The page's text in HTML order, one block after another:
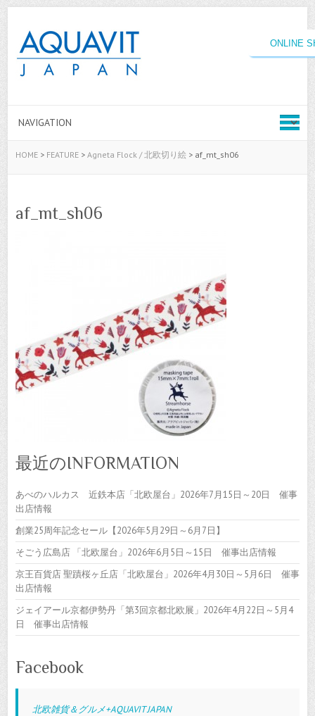
ONLINE
HOME> FEATURE> Agneta Flock / 北欧切り絵> af_mt_sh06
af_mt_sh06
最近のINFORMATION
あべのハルカス 近鉄本店「北欧屋台」2026年7月15日～20日 催事
出店情報
創業25周年記念セール【2026年5月29日～6月7日】
そごう広島店 「北欧屋台」2026年6月5日～15日 催事出店情報
京王百貨店 聖蹟桜ヶ丘店「北欧屋台」2026年4月30日～5月6日 催事
出店情報
ジェイアール京都伊勢丹「第3回京都北欧展」2026年4月22日～5月4
日 催事出店情報
Facebook
北欧雑貨＆グルメ+AQUAVIT JAPAN